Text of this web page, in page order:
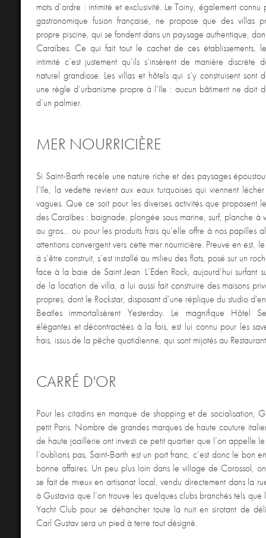
mots d’ordre : intimité et exclusivité. Le Toiny, également connu
gastronomique fusion française, ne propose que des villas
propre piscine, qui se fondent dans un paysage authentique,
Caraïbes. Ce qui fait tout le cachet de ces établissements,
intimité c’est justement qu’ils s’insèrent de manière discrète
naturel grandiose. Les villas et hôtels qui s’y construisent sont
une règle d’urbanisme propre à l’île : aucun bâtiment ne doit
d’un palmier.
MER NOURRICIÈRE
Si Saint-Barth recèle une nature riche et des paysages
l’île, la vedette revient aux eaux turquoises qui viennent
vagues. Que ce soit pour les diverses activités que proposent
des Caraïbes : baignade, plongée sous marine, surf, planche à
au gros… ou pour les produits frais qu’elle offre à nos papilles
attentions convergent vers cette mer nourricière. Preuve en est,
à s’être construit, s’est installé au milieu des flots, posé sur un
face à la baie de Saint Jean. L’Eden Rock, aujourd’hui surfant
de la location de villa, a lui aussi fait construire des maisons
propres, dont le Rockstar, disposant d’une réplique du studio
Beatles immortalisèrent Yesterday. Le magnifique Hôtel
élégantes et décontractées à la fois, est lui connu pour les
frais, issus de la pêche quotidienne, qui sont mijotés au
CARRÉ D'OR
Pour les citadins en manque de shopping et de socialisation,
petit Paris. Nombre de grandes marques de haute couture
de haute joaillerie ont investi ce petit quartier que l’on appelle
l’oublions pas, Saint-Barth est un port franc, c’est donc le bon
bonne affaires. Un peu plus loin dans le village de Corossol,
se fait de mieux en artisanat local, vendu directement dans la
à Gustavia que l’on trouve les quelques clubs branchés tels
Yacht Club pour se déhancher toute la nuit en sirotant de
Carl Gustav sera un pied à terre tout désigné.